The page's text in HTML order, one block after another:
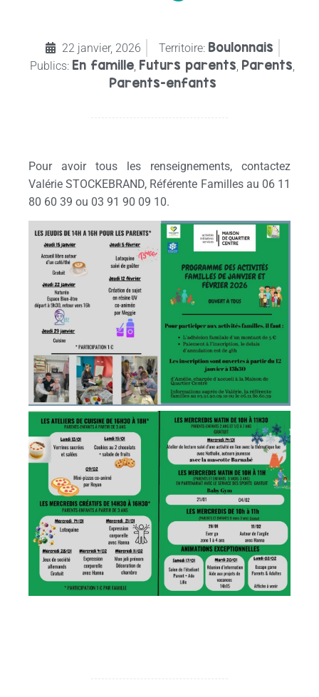
22 janvier, 2026 Territoire: Boulonnais
Publics: En famille Futurs parents Parents
Parents-enfants
Pour avoir tous les renseignements, contactez
Valérie STOCKEBRAND, Référente Familles au 06 11
80 60 39 ou 03 91 90 09 10.